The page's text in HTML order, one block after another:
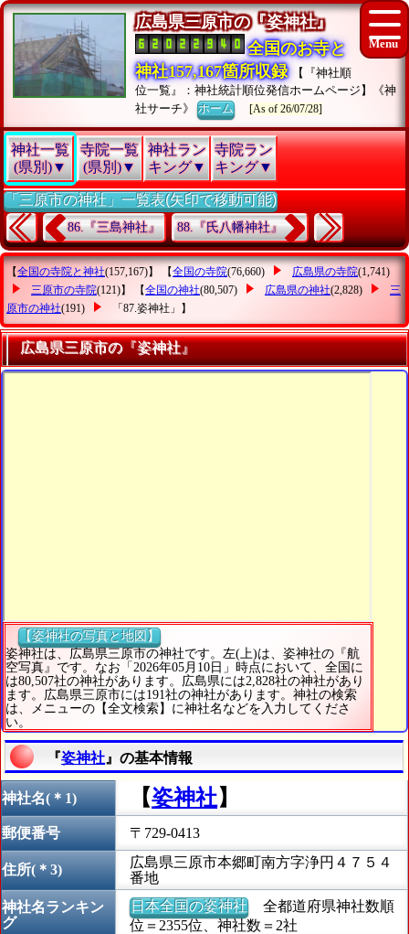
広島県三原市の『姿神社』
全国のお寺と
神社157,167箇所収録
【『神社順
位一覧』：神社統計順位発信ホームページ】《神
社サーチ》ホーム [As of 26/07/28]
神社一覧
(県別)▼
寺院一覧
(県別)▼
神社ラン
キング▼
寺院ラン
キング▼
「三原市の神社」一覧表(矢印で移動可能)
86.『三島神社』 88.『氏八幡神社』
【全国の寺院と神社(157,167)】 【全国の寺院(76,660) 広島県の寺院(1,741)
三原市の寺院(121)】 【全国の神社(80,507) 広島県の神社(2,828)
三
原市の神社(191) 「87.姿神社」 】
広島県三原市の『姿神社』
【姿神社の写真と地図】
姿神社は、広島県三原市の神社です。左(上)は、姿神社の『航
空写真』です。なお「2026年05月10日」時点において、全国に
は80,507社の神社があります。広島県には2,828社の神社があり
ます。広島県三原市には191社の神社があります。神社の検索
は、メニューの【全文検索】に神社名などを入力してくださ
い。
『姿神社 』の基本情報
神社名(＊1) 【姿神社】
郵便番号 〒729-0413
住所(＊3)
広島県三原市本郷町南方字浄円４７５４
番地
神社名ランキン
グ
日本全国の姿神社全都道府県神社数順
位＝2355位、神社数＝2社